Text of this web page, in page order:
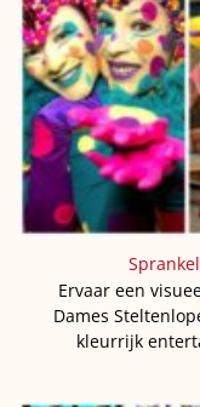
Ervaar een
Dames
kleurrijk